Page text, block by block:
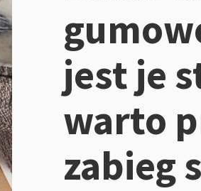
jest je
warto
zabieg